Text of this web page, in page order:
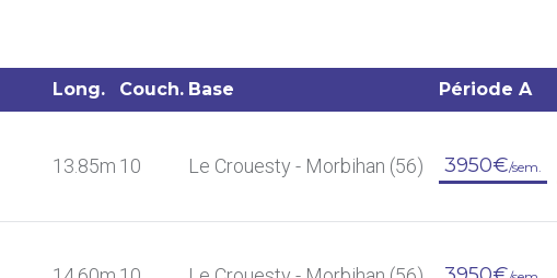
Long. Couch. Base Période A
13.85m 10 Le Crouesty - Morbihan (56) 3950€/sem.